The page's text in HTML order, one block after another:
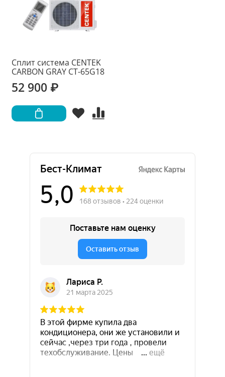
Сплит система CENTEK
CARBON GRAY CT-65G18
52 900 ₽